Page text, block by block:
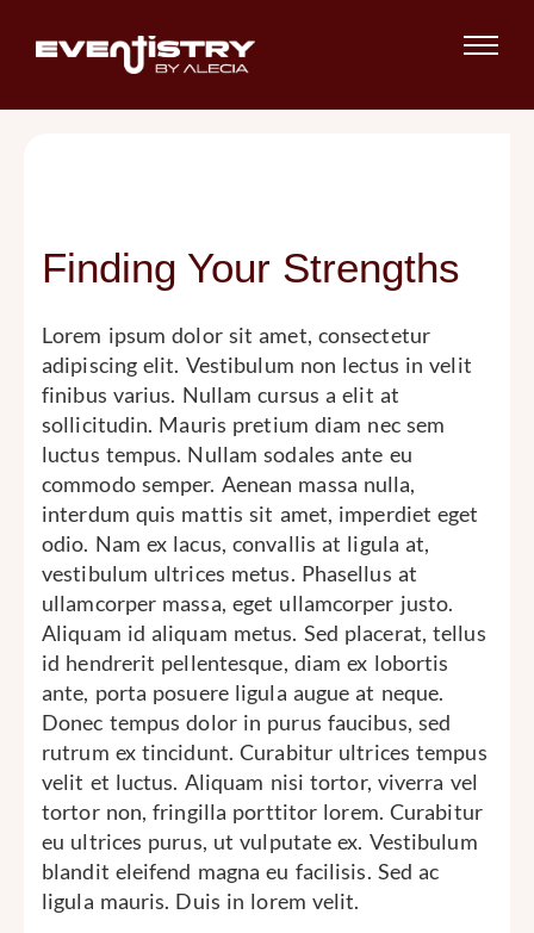
Finding Your Strengths
Lorem ipsum dolor sit amet, consectetur
adipiscing elit. Vestibulum non lectus in velit
finibus varius. Nullam cursus a elit at
sollicitudin. Mauris pretium diam nec sem
luctus tempus. Nullam sodales ante eu
commodo semper. Aenean massa nulla,
interdum quis mattis sit amet, imperdiet eget
odio. Nam ex lacus, convallis at ligula at,
vestibulum ultrices metus. Phasellus at
ullamcorper massa, eget ullamcorper justo.
Aliquam id aliquam metus. Sed placerat, tellus
id hendrerit pellentesque, diam ex lobortis
ante, porta posuere ligula augue at neque.
Donec tempus dolor in purus faucibus, sed
rutrum ex tincidunt. Curabitur ultrices tempus
velit et luctus. Aliquam nisi tortor, viverra vel
tortor non, fringilla porttitor lorem. Curabitur
eu ultrices purus, ut vulputate ex. Vestibulum
blandit eleifend magna eu facilisis. Sed ac
ligula mauris. Duis in lorem velit.